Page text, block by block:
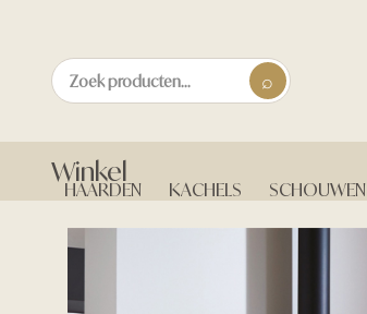
HAARDEN KACHELS SCHOUWEN
Winkel